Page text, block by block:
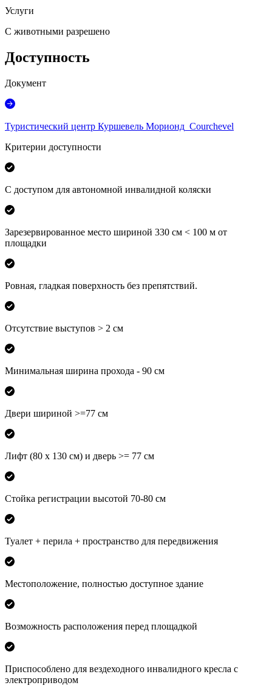
Услуги
С животными разрешено
Доступность
Документ
Туристический центр Куршевель Морионд_Courchevel
Критерии доступности
С доступом для автономной инвалидной коляски
Зарезервированное место шириной 330 см < 100 м от
площадки
Ровная, гладкая поверхность без препятствий.
Отсутствие выступов > 2 см
Минимальная ширина прохода - 90 см
Двери шириной >=77 см
Лифт (80 х 130 см) и дверь >= 77 см
Стойка регистрации высотой 70-80 см
Туалет + перила + пространство для передвижения
Местоположение, полностью доступное здание
Возможность расположения перед площадкой
Приспособлено для вездеходного инвалидного кресла с
электроприводом